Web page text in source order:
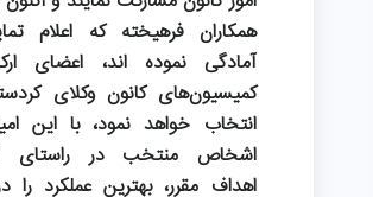
همکاران فرهیخته‌ که اعلام
آمادگی نموده اند، اعضای
کمیسیون‌های کانون وکلای
انتخاب خواهد نمود، با این
اشخاص منتخب در راستای
اهداف مقرر، بهترین عملکرد را